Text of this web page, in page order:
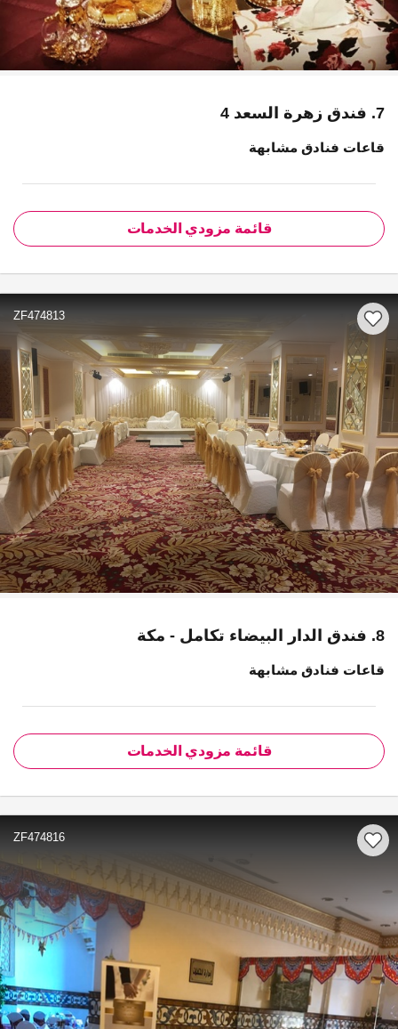
7. فندق زهرة السعد 4
قاعات فنادق مشابهة
قائمة مزودي الخدمات
ZF474813
8. فندق الدار البيضاء تكامل - مكة
قاعات فنادق مشابهة
قائمة مزودي الخدمات
ZF474816